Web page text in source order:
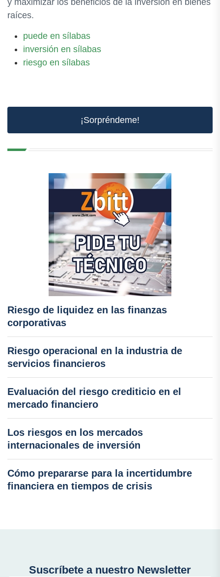
y maximizar los beneficios de la inversión en bienes
raíces.
puede en sílabas
inversión en sílabas
riesgo en sílabas
¡Sorpréndeme!
Riesgo de liquidez en las finanzas
corporativas
Riesgo operacional en la industria de
servicios financieros
Evaluación del riesgo crediticio en el
mercado financiero
Los riesgos en los mercados
internacionales de inversión
Cómo prepararse para la incertidumbre
financiera en tiempos de crisis
Suscríbete a nuestro Newsletter